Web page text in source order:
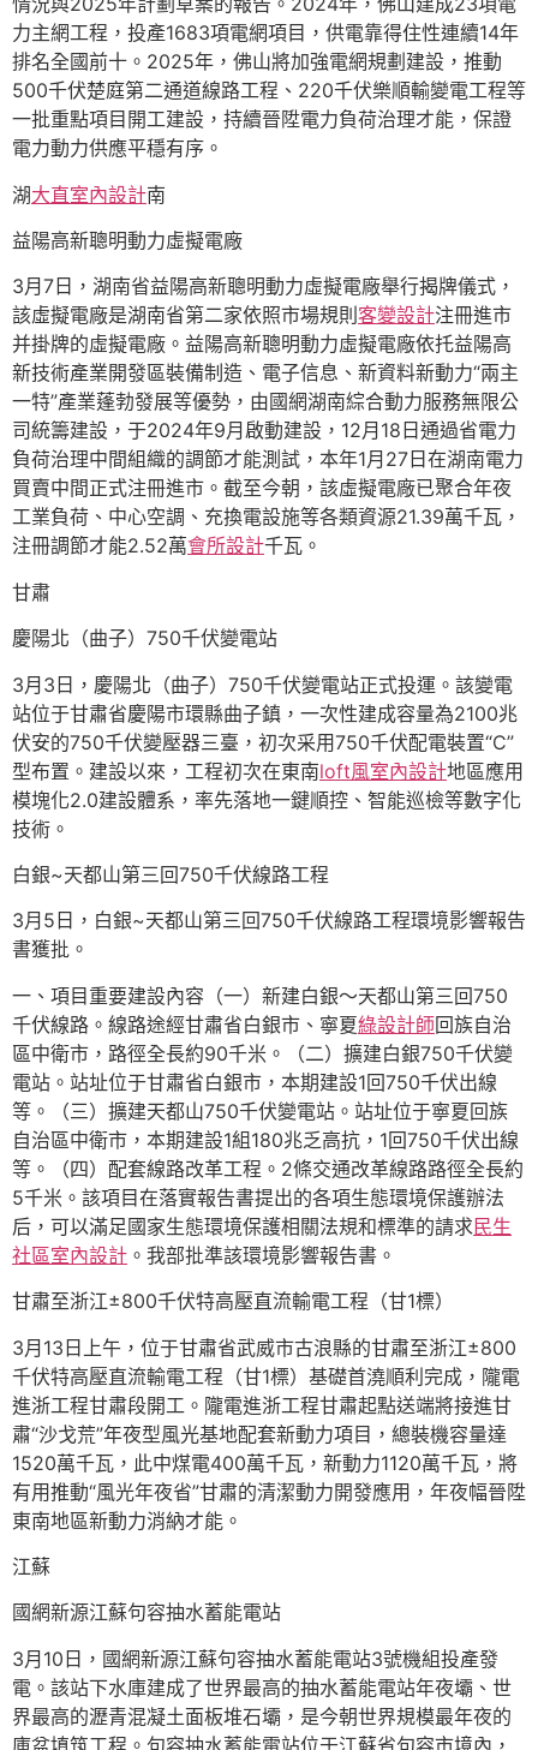
力主網工程，投產1683項電網項目，供電靠得住性連續14年
排名全國前十。2025年，佛山將加強電網規劃建設，推動
500千伏楚庭第二通道線路工程、220千伏樂順輸變電工程等
一批重點項目開工建設，持續晉陞電力負荷治理才能，保證
電力動力供應平穩有序。
湖大直室內設計南
益陽高新聰明動力虛擬電廠
3月7日，湖南省益陽高新聰明動力虛擬電廠舉行揭牌儀式，
該虛擬電廠是湖南省第二家依照市場規則 客變設計注冊進市
并掛牌的虛擬電廠。益陽高新聰明動力虛擬電廠依托益陽高
新技術產業開發區裝備制造、電子信息、新資料新動力“兩主
一特”產業蓬勃發展等優勢，由國網湖南綜合動力服務無限公
司統籌建設，于2024年9月啟動建設，12月18日通過省電力
負荷治理中間組織的調節才能測試，本年1月27日在湖南電力
買賣中間正式注冊進市。截至今朝，該虛擬電廠已聚合年夜
工業負荷、中心空調、充換電設施等各類資源21.39萬千瓦，
注冊調節才能2.52萬會所設計千瓦。
甘肅
慶陽北（曲子）750千伏變電站
3月3日，慶陽北（曲子）750千伏變電站正式投運。該變電
站位于甘肅省慶陽市環縣曲子鎮，一次性建成容量為2100兆
伏安的750千伏變壓器三臺，初次采用750千伏配電裝置“C”
型布置。建設以來，工程初次在東南loft風室內設計地區應用
模塊化2.0建設體系，率先落地一鍵順控、智能巡檢等數字化
技術。
白銀~天都山第三回750千伏線路工程
3月5日，白銀~天都山第三回750千伏線路工程環境影響報告
書獲批。
一、項目重要建設內容（一）新建白銀～天都山第三回750
千伏線路。線路途經甘肅省白銀市、寧夏綠設計師回族自治
區中衛市，路徑全長約90千米。（二）擴建白銀750千伏變
電站。站址位于甘肅省白銀市，本期建設1回750千伏出線
等。（三）擴建天都山750千伏變電站。站址位于寧夏回族
自治區中衛市，本期建設1組180兆乏高抗，1回750千伏出線
等。（四）配套線路改革工程。2條交通改革線路路徑全長約
5千米。該項目在落實報告書提出的各項生態環境保護辦法
后，可以滿足國家生態環境保護相關法規和標準的請求民生
社區室內設計 。我部批準該環境影響報告書。
甘肅至浙江±800千伏特高壓直流輸電工程（甘1標）
3月13日上午，位于甘肅省武威市古浪縣的甘肅至浙江±800
千伏特高壓直流輸電工程（甘1標）基礎首澆順利完成，隴電
進浙工程甘肅段開工。隴電進浙工程甘肅起點送端將接進甘
肅“沙戈荒”年夜型風光基地配套新動力項目，總裝機容量達
1520萬千瓦，此中煤電400萬千瓦，新動力1120萬千瓦，將
有用推動“風光年夜省”甘肅的清潔動力開發應用，年夜幅晉陞
東南地區新動力消納才能。
江蘇
國網新源江蘇句容抽水蓄能電站
3月10日，國網新源江蘇句容抽水蓄能電站3號機組投產發
電。該站下水庫建成了世界最高的抽水蓄能電站年夜壩、世
界最高的瀝青混凝土面板堆石壩，是今朝世界規模最年夜的
庫盆填筑工程。句容抽水蓄能電站位于江蘇省句容市境內，